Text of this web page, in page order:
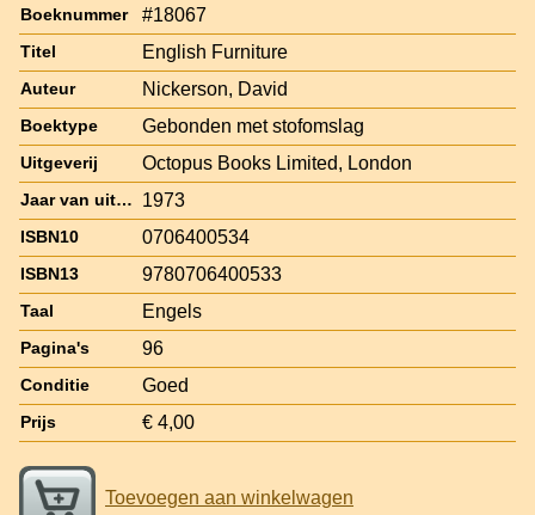
Boeknummer #18067
Titel English Furniture
Auteur Nickerson, David
Boektype Gebonden met stofomslag
Uitgeverij Octopus Books Limited, London
Jaar van uitgave 1973
ISBN10 0706400534
ISBN13 9780706400533
Taal Engels
Pagina's 96
Conditie Goed
Prijs € 4,00
Toevoegen aan winkelwagen